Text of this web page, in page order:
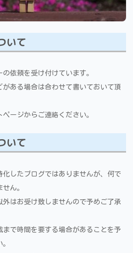
いて
依頼を受け付けています。
ある場合は合わせて書いておいて頂
ージからご連絡ください。
いて
化したブログではありませんが、何で
ん。
外はお受け致しませんので予めご了承
で時間を要する場合があることを予